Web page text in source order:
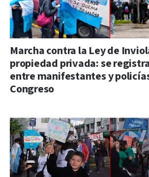
Marcha contra la Ley de
propiedad privada: se
entre manifestantes y
Congreso